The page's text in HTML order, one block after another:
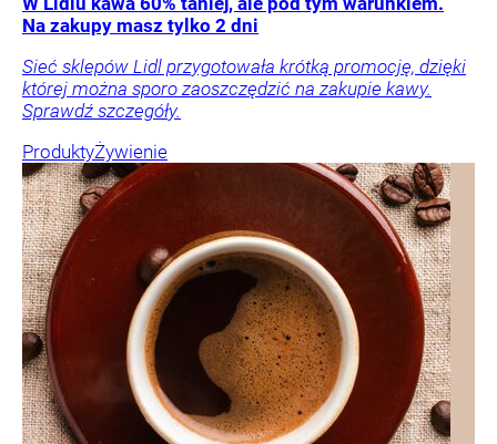
Na zakupy masz tylko 2 dni
Sieć sklepów Lidl przygotowała krótką promocję, dzięki
której można sporo zaoszczędzić na zakupie kawy.
Sprawdź szczegóły.
ProduktyŻywienie